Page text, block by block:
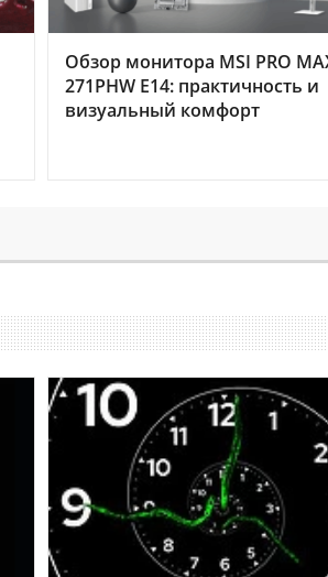
Обзор монитора MSI PRO
271PHW E14: практичность и
визуальный комфорт